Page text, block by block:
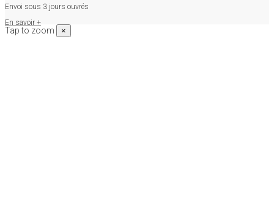
Envoi sous 3 jours ouvrés
En savoir +
Tap to zoom ×